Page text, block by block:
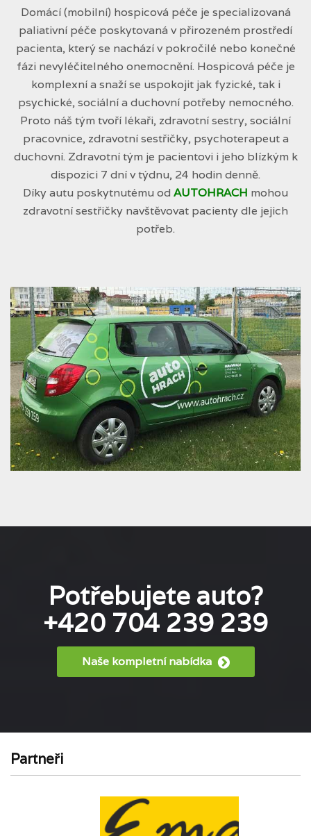
Domácí (mobilní) hospicová péče je specializovaná
paliativní péče poskytovaná v přirozeném prostředí
pacienta, který se nachází v pokročilé nebo konečné
fázi nevyléčitelného onemocnění. Hospicová péče je
komplexní a snaží se uspokojit jak fyzické, tak i
psychické, sociální a duchovní potřeby nemocného.
Proto náš tým tvoří lékaři, zdravotní sestry, sociální
pracovnice, zdravotní sestřičky, psychoterapeut a
duchovní. Zdravotní tým je pacientovi i jeho blízkým k
dispozici 7 dní v týdnu, 24 hodin denně.
Díky autu poskytnutému od AUTOHRACH mohou
zdravotní sestřičky navštěvovat pacienty dle jejich
potřeb.
Potřebujete auto?
+420 704 239 239
Naše kompletní nabídka
Partneři